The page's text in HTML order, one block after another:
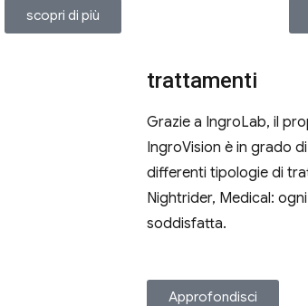
scopri di più
trattamenti
Grazie a IngroLab, il
IngroVision è in grado
differenti tipologie di
Nightrider, Medical:
soddisfatta.
Approfondisci